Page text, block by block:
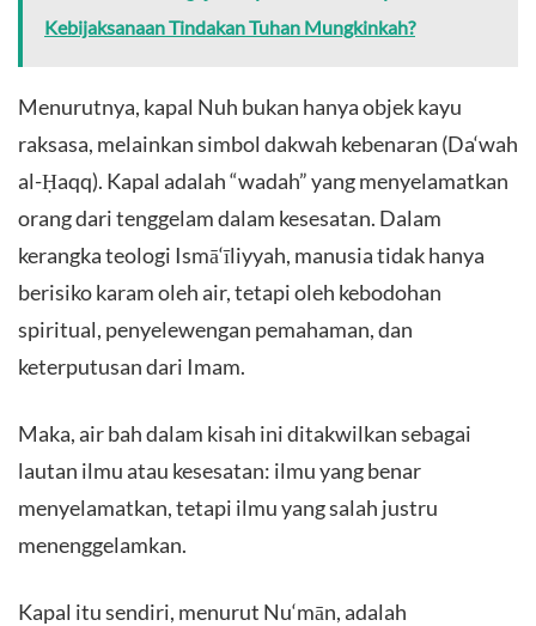
Kebijaksanaan Tindakan Tuhan Mungkinkah?
Menurutnya, kapal Nuh bukan hanya objek kayu
raksasa, melainkan simbol dakwah kebenaran (Da‘wah
al-Ḥaqq). Kapal adalah “wadah” yang menyelamatkan
orang dari tenggelam dalam kesesatan. Dalam
kerangka teologi Ismā‘īliyyah, manusia tidak hanya
berisiko karam oleh air, tetapi oleh kebodohan
spiritual, penyelewengan pemahaman, dan
keterputusan dari Imam.
Maka, air bah dalam kisah ini ditakwilkan sebagai
lautan ilmu atau kesesatan: ilmu yang benar
menyelamatkan, tetapi ilmu yang salah justru
menenggelamkan.
Kapal itu sendiri, menurut Nu‘mān, adalah